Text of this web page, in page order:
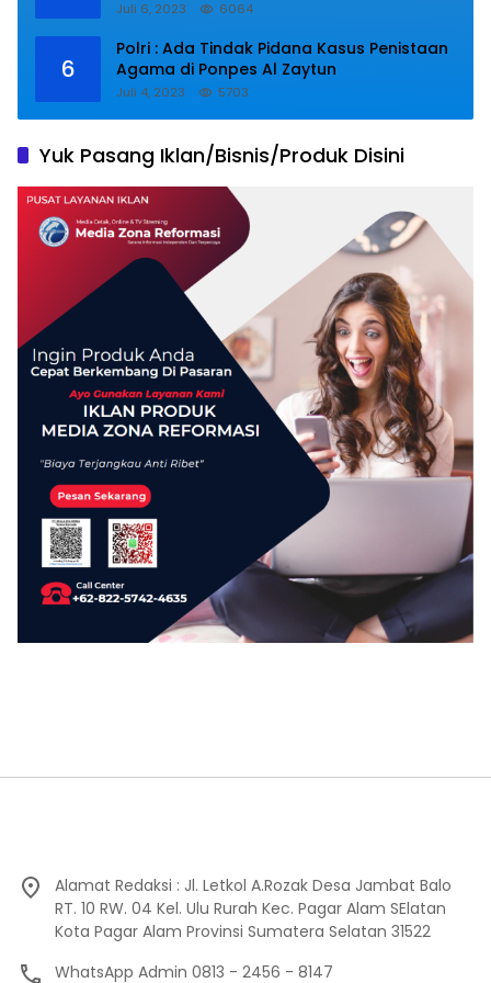
Juli 6, 2023 6064
6
Polri : Ada Tindak Pidana Kasus Penistaan
Agama di Ponpes Al Zaytun
Juli 4, 2023 5703
Yuk Pasang Iklan/Bisnis/Produk Disini
Alamat Redaksi : Jl. Letkol A.Rozak Desa Jambat Balo
RT. 10 RW. 04 Kel. Ulu Rurah Kec. Pagar Alam SElatan
Kota Pagar Alam Provinsi Sumatera Selatan 31522
WhatsApp Admin 0813 - 2456 - 8147